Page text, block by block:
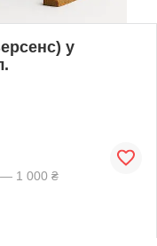
у
— 1 000 ₴